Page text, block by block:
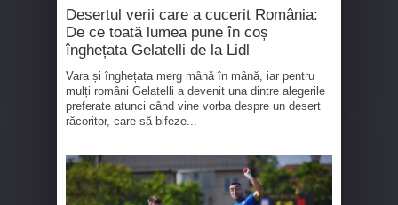
Desertul verii care a cucerit România:
De ce toată lumea pune în coș
înghețata Gelatelli de la Lidl
Vara și înghețata merg mână în mână, iar pentru
mulți români Gelatelli a devenit una dintre alegerile
preferate atunci când vine vorba despre un desert
răcoritor, care să bifeze...